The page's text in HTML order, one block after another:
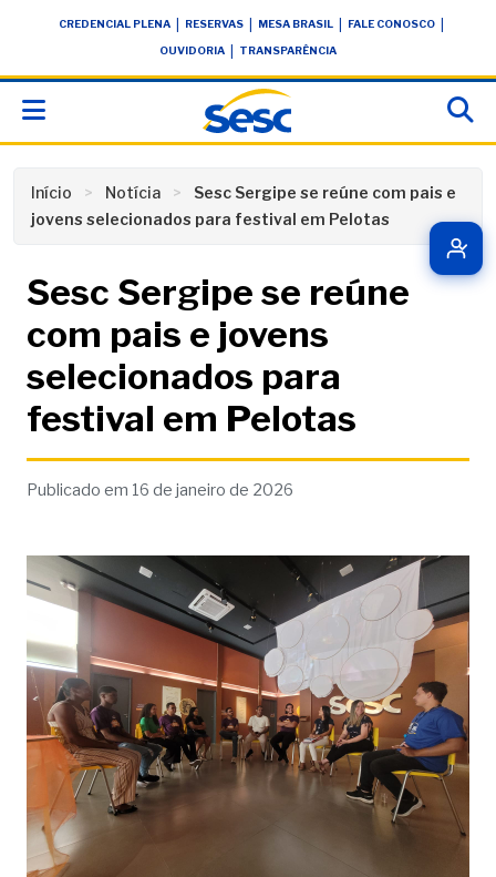
conteúdoCREDENCIAL PLENA RESERVAS MESA BRASIL FALE CONOSCO
OUVIDORIA TRANSPARÊNCIA
Início Notícia
Sesc Sergipe se reúne com pais e
jovens selecionados para festival em Pelotas
Sesc Sergipe se reúne
com pais e jovens
selecionados para
festival em Pelotas
Publicado em 16 de janeiro de 2026